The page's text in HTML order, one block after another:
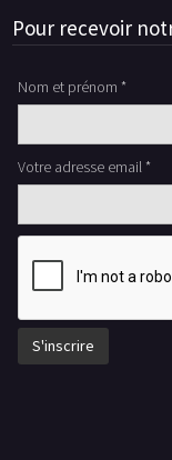
Pour recevoir
Nom et prénom *
Votre adresse email *